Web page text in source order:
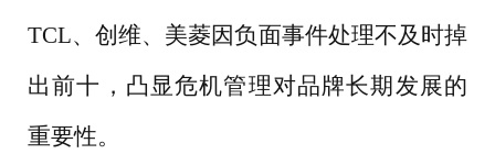
TCL、创维、美菱因负面事件处理不及时掉
出前十，凸显危机管理对品牌长期发展的
重要性。